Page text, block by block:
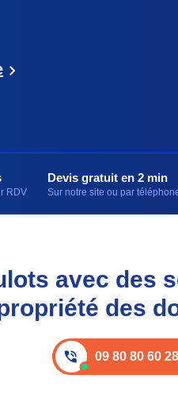
RDV
Devis gratuit en 2 min
Sur notre site ou par
avec des
des
09 80 80 60 28